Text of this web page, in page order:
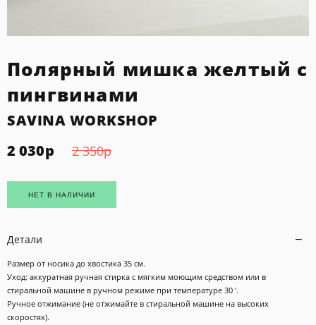
Полярный мишка желтый с
пингвинами
SAVINA WORKSHOP
2 030р 2 350р
НЕТ В НАЛИЧИИ
Детали
Размер от носика до хвостика 35 см.
Уход: аккуратная ручная стирка с мягким моющим средством или в
стиральной машине в ручном режиме при температуре 30 '.
Ручное отжимание (не отжимайте в стиральной машине на высоких
скоростях).